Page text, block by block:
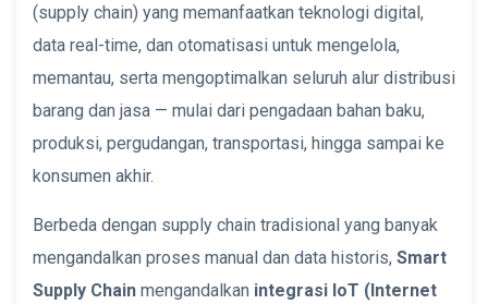
(supply chain) yang memanfaatkan teknologi digital,
data real-time, dan otomatisasi untuk mengelola,
memantau, serta mengoptimalkan seluruh alur distribusi
barang dan jasa — mulai dari pengadaan bahan baku,
produksi, pergudangan, transportasi, hingga sampai ke
konsumen akhir.
Berbeda dengan supply chain tradisional yang banyak
mengandalkan proses manual dan data historis, Smart
Supply Chain mengandalkan integrasi IoT (Internet